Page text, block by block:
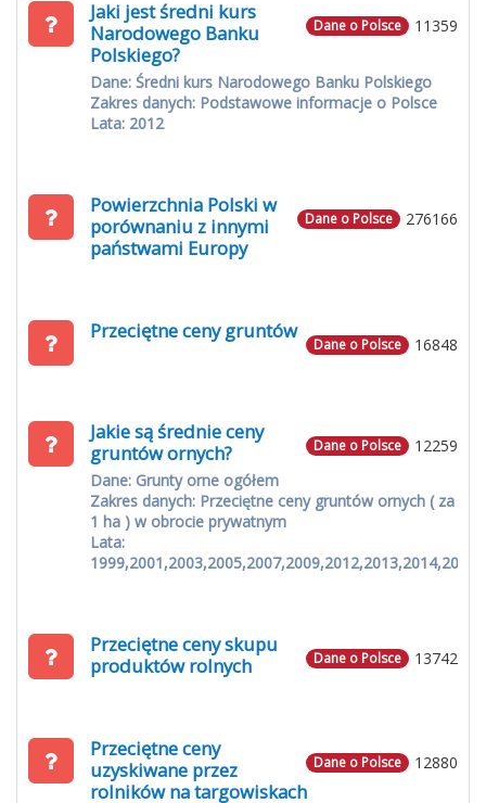
11359
Dane o Polsce
Jaki jest średni kurs
Narodowego Banku
Polskiego?
Dane: Średni kurs Narodowego Banku Polskiego
Zakres danych: Podstawowe informacje o Polsce
Lata: 2012
276166
Dane o Polsce
Powierzchnia Polski w
porównaniu z innymi
państwami Europy
16848
Dane o Polsce
Przeciętne ceny gruntów
12259
Dane o Polsce
Jakie są średnie ceny
gruntów ornych?
Dane: Grunty orne ogółem
Zakres danych: Przeciętne ceny gruntów ornych ( za
1 ha ) w obrocie prywatnym
Lata:
1999,2001,2003,2005,2007,2009,2012,2013,2014,2015
13742
Dane o Polsce
Przeciętne ceny skupu
produktów rolnych
12880
Dane o Polsce
Przeciętne ceny
uzyskiwane przez
rolników na targowiskach